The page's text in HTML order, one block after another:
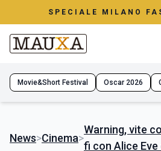
SPECIALE MILANO
Movie&Short Festival Oscar 2026
News>Cinema>
Warning, vite
fi con Alice